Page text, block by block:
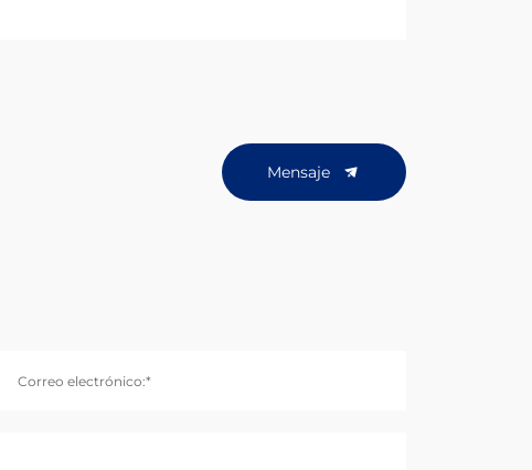
Mensaje
Correo electrónico:*